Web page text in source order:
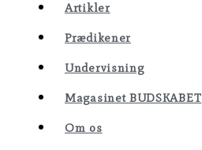
Artikler
Prædikener
Undervisning
Magasinet BUDSKABET
Om os